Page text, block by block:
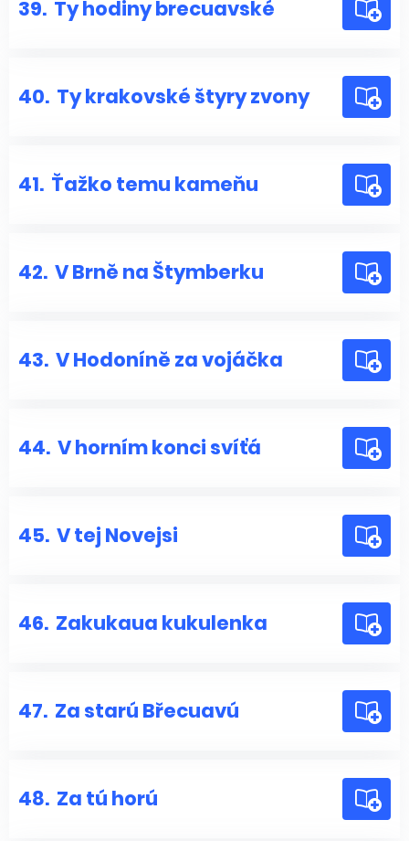
39. Ty hodiny brecuavské
40. Ty krakovské štyry zvony
41. Ťažko temu kameňu
42. V Brně na Štymberku
43. V Hodoníně za vojáčka
44. V horním konci svíťá
45. V tej Novejsi
46. Zakukaua kukulenka
47. Za starú Břecuavú
48. Za tú horú